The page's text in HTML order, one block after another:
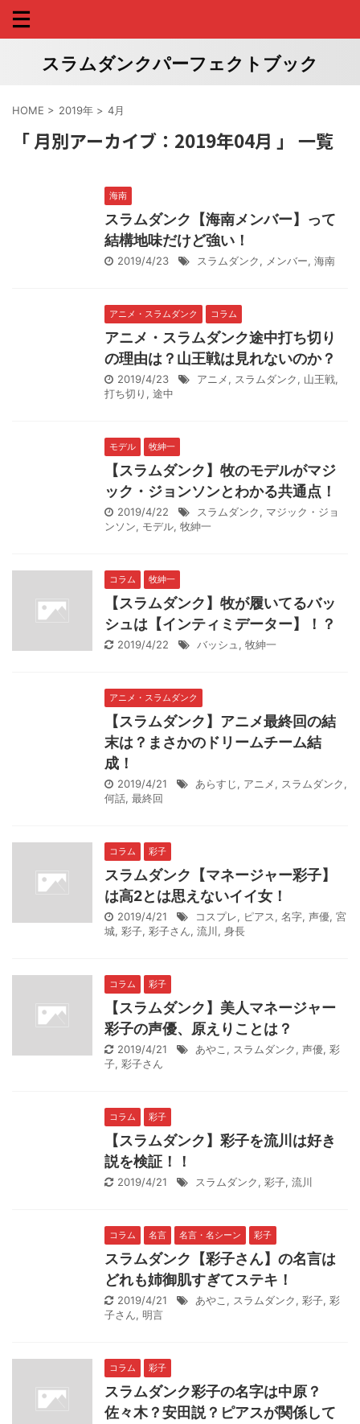
スラムダンクパーフェクトブック
HOME > 2019年 > 4月
「 月別アーカイブ：2019年04月 」 一覧
海南
スラムダンク【海南メンバー】って
結構地味だけど強い！
2019/4/23 スラムダンク, メンバー, 海南
アニメ・スラムダンク コラム
アニメ・スラムダンク途中打ち切り
の理由は？山王戦は見れないのか？
2019/4/23 アニメ, スラムダンク, 山王戦,
打ち切り , 途中
モデル 牧紳一
【スラムダンク】牧のモデルがマジ
ック・ジョンソンとわかる共通点！
2019/4/22 スラムダンク, マジック・ジョ
ンソン, モデル, 牧紳一
コラム 牧紳一
【スラムダンク】牧が履いてるバッ
シュは【インティミデーター】！？
2019/4/22 バッシュ , 牧紳一
アニメ・スラムダンク
【スラムダンク】アニメ最終回の結
末は？まさかのドリームチーム結
成！
2019/4/21 あらすじ, アニメ, スラムダンク,
何話, 最終回
コラム 彩子
スラムダンク【マネージャー彩子】
は高2とは思えないイイ女！
2019/4/21 コスプレ, ピアス, 名字, 声優, 宮
城, 彩子, 彩子さん, 流川, 身長
コラム 彩子
【スラムダンク】美人マネージャー
彩子の声優、原えりことは？
2019/4/21 あやこ , スラムダンク, 声優, 彩
子, 彩子さん
コラム 彩子
【スラムダンク】彩子を流川は好き
説を検証！！
2019/4/21 スラムダンク, 彩子, 流川
コラム 名言 名言・名シーン 彩子
スラムダンク【彩子さん】の名言は
どれも姉御肌すぎてステキ！
2019/4/21 あやこ , スラムダンク, 彩子, 彩
子さん, 明言
コラム 彩子
スラムダンク彩子の名字は中原？
佐々木？安田説？ピアスが関係して